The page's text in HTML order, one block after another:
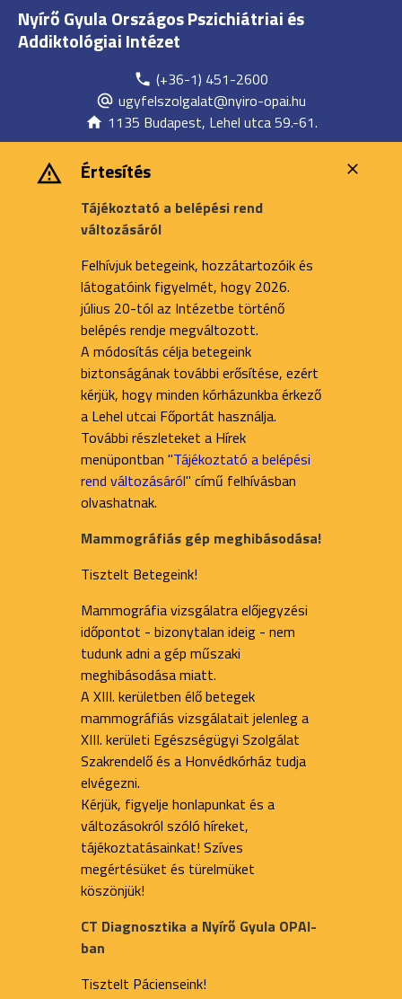
Nyírő Gyula Országos Pszichiátriai és
Addiktológiai Intézet
(+36-1) 451-2600
ugyfelszolgalat@nyiro-opai.hu
1135 Budapest, Lehel utca 59.-61.
Értesítés
Tájékoztató a belépési rend
változásáról
Felhívjuk betegeink, hozzátartozóik és
látogatóink figyelmét, hogy 2026.
július 20-tól az Intézetbe történő
belépés rendje megváltozott.
A módosítás célja betegeink
biztonságának további erősítése, ezért
kérjük, hogy minden kórházunkba érkező
a Lehel utcai Főportát használja.
További részleteket a Hírek
menüpontban "Tájékoztató a belépési
rend változásáról" című felhívásban
olvashatnak.
Mammográfiás gép meghibásodása!
Tisztelt Betegeink!
Mammográfia vizsgálatra előjegyzési
időpontot - bizonytalan ideig - nem
tudunk adni a gép műszaki
meghibásodása miatt.
A XIII. kerületben élő betegek
mammográfiás vizsgálatait jelenleg a
XIII. kerületi Egészségügyi Szolgálat
Szakrendelő és a Honvédkórház tudja
elvégezni.
Kérjük, figyelje honlapunkat és a
változásokról szóló híreket,
tájékoztatásainkat! Szíves
megértésüket és türelmüket
köszönjük!
CT Diagnosztika a Nyírő Gyula OPAI-
ban
Tisztelt Pácienseink!